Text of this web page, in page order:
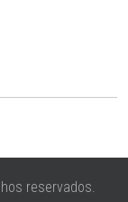
reservados.